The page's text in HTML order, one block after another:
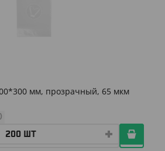
мм, прозрачный, 65 мкм